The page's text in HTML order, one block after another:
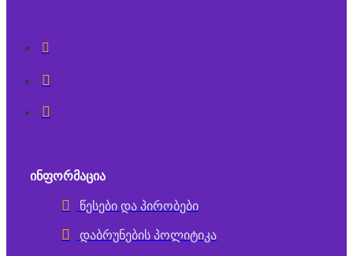
ᲘᲜᲤᲝᲠᲛᲐᲪᲘᲐ
წესები და პირობები
დაბრუნების პოლიტიკა